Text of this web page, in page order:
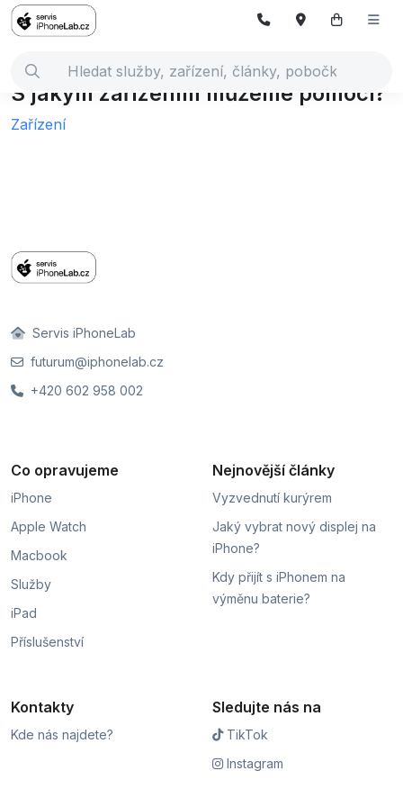
S jakým zařízením můžeme pomoci?
Zařízení
Servis iPhoneLab
futurum@iphonelab.cz
+420 602 958 002
Co opravujeme
iPhone
Apple Watch
Macbook
Služby
iPad
Příslušenství
Nejnovější články
Vyzvednutí kurýrem
Jaký vybrat nový displej na
iPhone?
Kdy přijít s iPhonem na
výměnu baterie?
Kontakty
Kde nás najdete?
Sledujte nás na
TikTok
Instagram